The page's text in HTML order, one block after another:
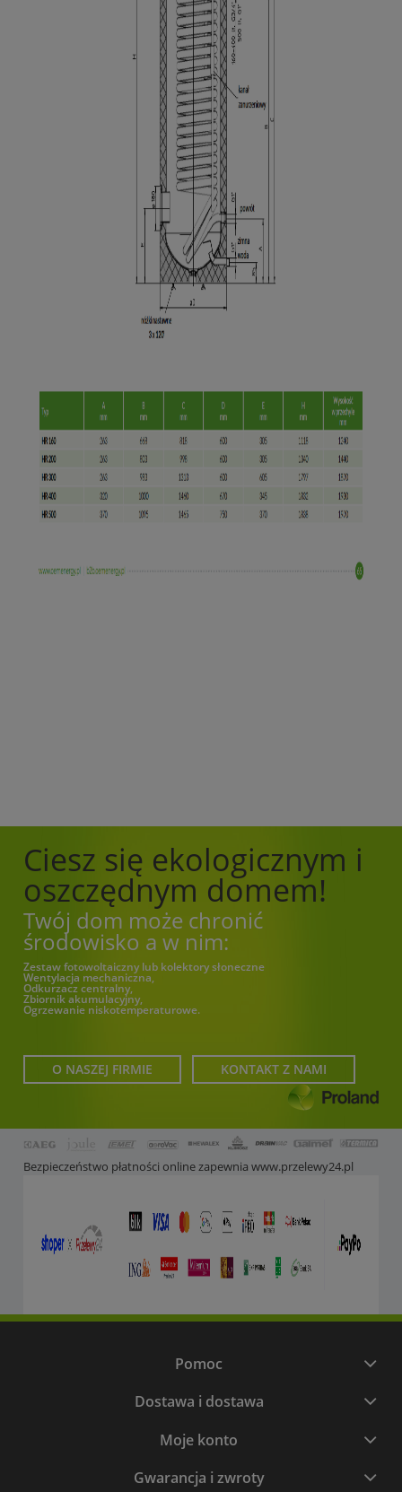
Ciesz się ekologicznym i
oszczędnym domem!
Twój dom może chronić
środowisko a w nim:
Zestaw fotowoltaiczny lub kolektory słoneczne
Wentylacja mechaniczna,
Odkurzacz centralny,
Zbiornik akumulacyjny,
Ogrzewanie niskotemperaturowe.
O NASZEJ FIRMIE KONTAKT Z NAMI
Bezpieczeństwo płatności online zapewnia www.przelewy24.pl
Pomoc
Dostawa i dostawa
Moje konto
Gwarancja i zwroty